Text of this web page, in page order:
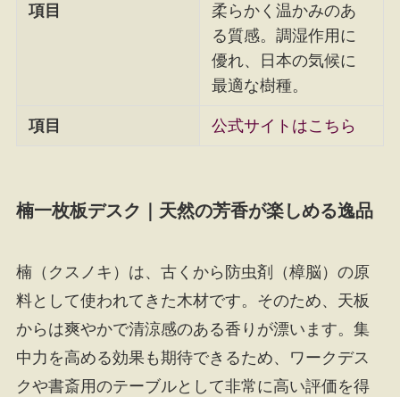
項目
柔らかく温かみのあ
る質感。調湿作用に
優れ、日本の気候に
最適な樹種。
項目 公式サイトはこちら
楠一枚板デスク｜天然の芳香が楽しめる逸品
楠（クスノキ）は、古くから防虫剤（樟脳）の原
料として使われてきた木材です。そのため、天板
からは爽やかで清涼感のある香りが漂います。集
中力を高める効果も期待できるため、ワークデス
クや書斎用のテーブルとして非常に高い評価を得